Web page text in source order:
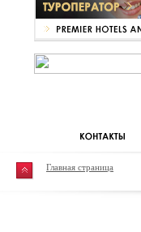
Главная страница